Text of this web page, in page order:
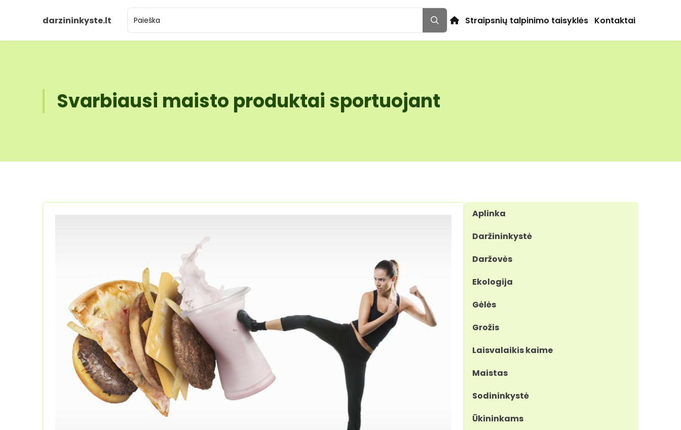
darzininkyste.lt Straipsnių talpinimo taisyklės Kontaktai
Svarbiausi maisto produktai sportuojant
Aplinka
Daržininkystė
Daržovės
Ekologija
Gėlės
Grožis
Laisvalaikis kaime
Maistas
Sodininkystė
Ūkininkams